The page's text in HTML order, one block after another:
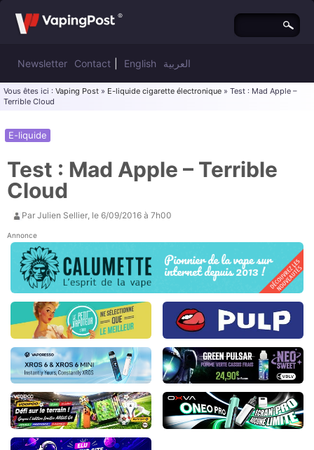
Newsletter Contact English العربية
Vous êtes ici : Vaping Post » E-liquide cigarette électronique » Test : Mad Apple –
Terrible Cloud
Test : Mad Apple – Terrible
Cloud
E-liquide
Par Julien Sellier, le 6/09/2016 à 7h00
Annonce